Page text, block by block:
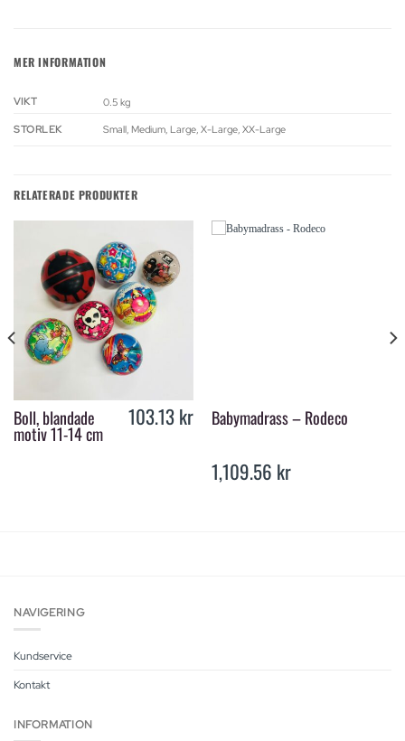
MER INFORMATION
VIKT 0.5 kg
STORLEK Small, Medium, Large, X-Large, XX-Large
RELATERADE PRODUKTER
Boll, blandade
motiv 11-14 cm
103.13kr Babymadrass – Rodeco
1,109.56 kr
NAVIGERING
Kundservice
Kontakt
INFORMATION